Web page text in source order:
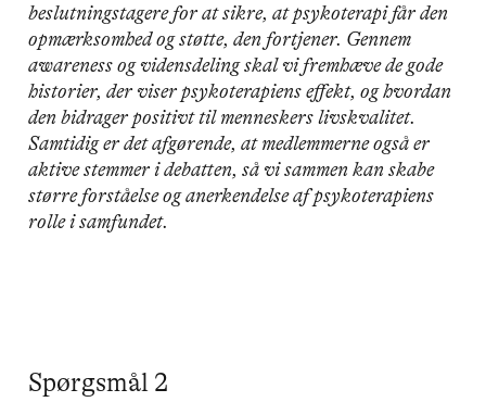
beslutningstagere for at sikre, at psykoterapi får den
opmærksomhed og støtte, den fortjener. Gennem
awareness og vidensdeling skal vi fremhæve de gode
historier, der viser psykoterapiens effekt, og hvordan
den bidrager positivt til menneskers livskvalitet.
Samtidig er det afgørende, at medlemmerne også er
aktive stemmer i debatten, så vi sammen kan skabe
større forståelse og anerkendelse af psykoterapiens
rolle i samfundet.
Spørgsmål 2